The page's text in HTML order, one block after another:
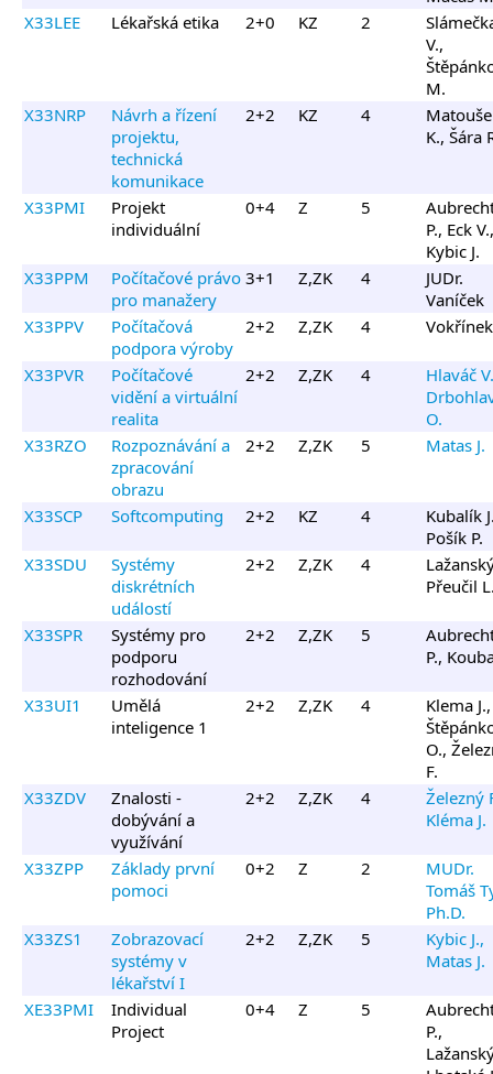
X33LEE
Lékařská etika 2+0 KZ 2
V.,
M.
X33NRP
Návrh a řízení
projektu,
technická
komunikace
2+2 KZ 4
K., Šára
X33PMI
Projekt
individuální
0+4 Z 5
P., Eck V.,
Kybic J.
X33PPM
Počítačové právo
pro manažery
3+1 Z,ZK 4
JUDr.
Vaníček
X33PPV
Počítačová
podpora výroby
2+2 Z,ZK 4 Vokřínek
X33PVR
Počítačové
vidění a virtuální
realita
2+2 Z,ZK 4
Hlaváč
O.
X33RZO
Rozpoznávání a
zpracování
obrazu
2+2 Z,ZK 5 Matas J.
X33SCP Softcomputing 2+2 KZ 4
Kubalík
Pošík P.
X33SDU
Systémy
diskrétních
událostí
2+2 Z,ZK 4
Přeučil
X33SPR
Systémy pro
podporu
rozhodování
2+2 Z,ZK 5
P.,
X33UI1
Umělá
inteligence 1
2+2 Z,ZK 4
Klema J.,
O.,
F.
X33ZDV
Znalosti -
dobývání a
využívání
2+2 Z,ZK 4
Železný
Kléma J.
X33ZPP
Základy první
pomoci
0+2 Z 2
MUDr.
Tomáš
Ph.D.
X33ZS1
Zobrazovací
systémy v
lékařství I
2+2 Z,ZK 5
Kybic J.,
Matas J.
XE33PMI
Individual
Project
0+4 Z 5
P.,